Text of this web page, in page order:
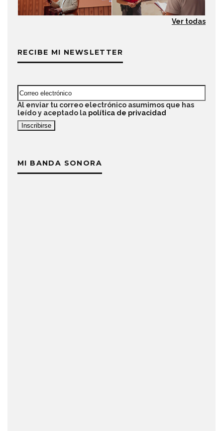
Ver todas
RECIBE MI NEWSLETTER
Al enviar tu correo electrónico asumimos que has
leído y aceptado la política de privacidad
MI BANDA SONORA